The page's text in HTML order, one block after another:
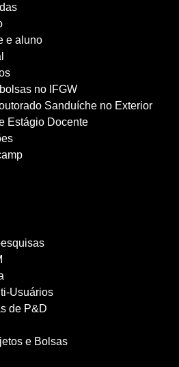
e aluno
no IFGW
Sanduíche no Exterior
Estágio Docente
Usuários
de P&D
e Bolsas